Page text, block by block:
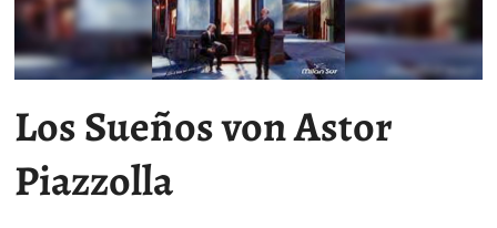
Los Sueños von Astor
Piazzolla